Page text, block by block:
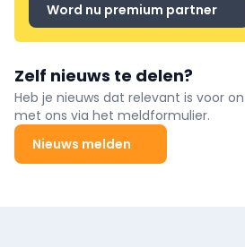
Word nu premium partner
Zelf nieuws te delen?
Heb je nieuws dat relevant is voor
met ons via het meldformulier.
Nieuws melden